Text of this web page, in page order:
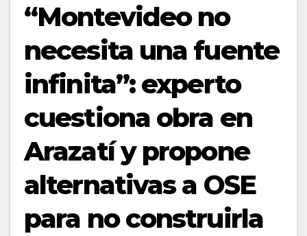
“Montevideo no
necesita una fuente
infinita”: experto
cuestiona obra en
Arazatí y propone
alternativas a OSE
para no construirla